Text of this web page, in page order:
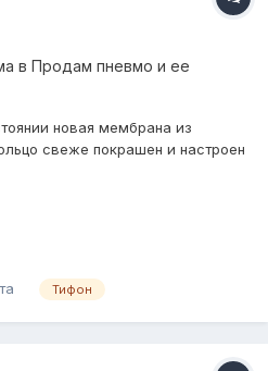
в Продам пневмо и ее
новая мембрана из
свеже покрашен и настроен
Тифон